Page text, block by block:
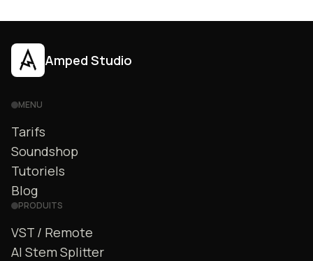
Amped Studio
MENU
Tarifs
Soundshop
Tutoriels
Blog
PRODUITS
VST / Remote
AI Stem Splitter